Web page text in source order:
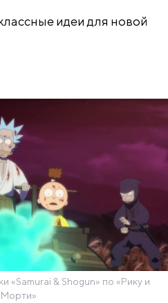
идеи для новой
«Samurai & Shogun» по «Рику и
Морти»